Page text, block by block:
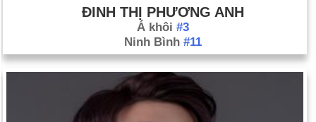
ĐINH THỊ PHƯƠNG ANH
Á khôi #3
Ninh Bình #11